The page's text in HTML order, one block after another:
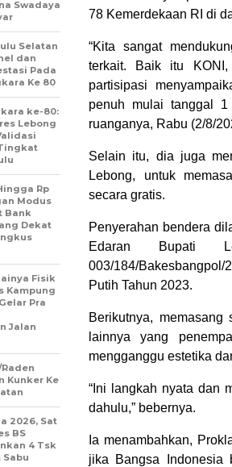
78 Kemerdekaan RI di
“Kita sangat
terkait. Baik itu
partisipasi
penuh mulai tanggal
ruanganya, Rabu (2/8/
Selain itu, dia juga
Lebong, untuk
secara gratis.
Penyerahan bendera
Edaran Bupati
003/184/
Putih Tahun 2023.
Berikutnya, memasang
lainnya yang
mengganggu estetika
“Ini langkah nyata dan
dahulu,” bebernya.
Ia menambahkan,
jika Bangsa Indonesia
Swadaya
Selatan
dan
Pada
Ke 80
ke-80:
Lebong
Rp
Modus
Bank
Dekat
Fisik
Kampung
Pra
Jalan
Kunker Ke
2026, Sat
BS
4 Tsk
Sabu